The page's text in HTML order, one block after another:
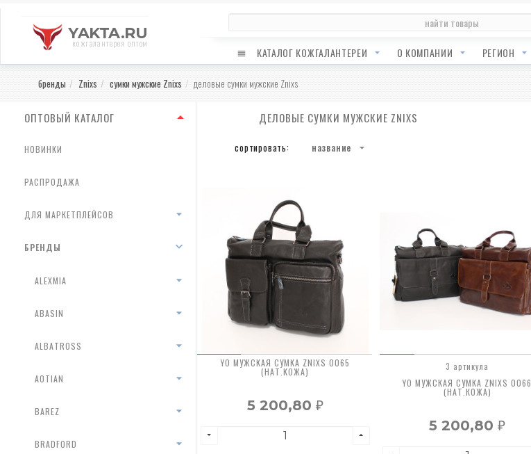
YAKTA.RU
кожгалантерея оптом
КАТАЛОГ КОЖГАЛАНТЕРЕИ О КОМПАНИИ РЕГИОН
бренды Znixs сумки мужские Znixs деловые сумки мужские Znixs
ОПТОВЫЙ КАТАЛОГ
НОВИНКИ
РАСПРОДАЖА
ДЛЯ МАРКЕТПЛЕЙСОВ
БРЕНДЫ
ALEXMIA
ABASIN
ALBATROSS
AOTIAN
BAREZ
BRADFORD
ДЕЛОВЫЕ СУМКИ МУЖСКИЕ ZNIXS
сортировать: название
YO МУЖСКАЯ СУМКА ZNIXS 0065
(НАТ.КОЖА)
5 200,80 ₽
3 артикула
YO МУЖСКАЯ СУМКА ZNIXS 0066
(НАТ.КОЖА)
5 200,80₽